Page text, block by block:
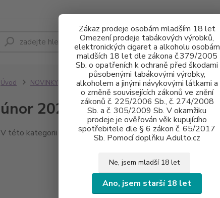
Zákaz prodeje osobám mladším 18 let
Omezení prodeje tabákových výrobků,
elektronických cigaret a alkoholu osobám
maldších 18 let dle zákona č.379/2005
Sb. o opatřeních k ochraně před škodami
působenými tabákovými výrobky,
alkoholem a jinými návykovými látkami a
o změně souvisejících zákonů ve znění
zákonů č. 225/2006 Sb., č. 274/2008
Sb. a č. 305/2009 Sb. V okamžiku
prodeje je ověřován věk kupujícího
spotřebitele dle § 6 zákon č. 65/2017
Sb. Pomocí doplňku Adulto.cz
Ne, jsem mladší 18 let
Ano, jsem starší 18 let
Hledat
Úvod NOVINKY únor 2023
únor 2023
V této kategorii nebylo nalezeno žádné zboží.